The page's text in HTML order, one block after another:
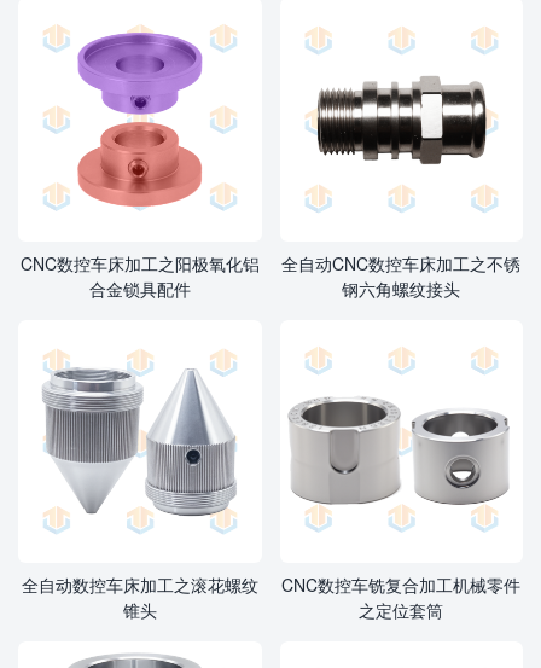
CNC数控车床加工之阳极氧化铝
合金锁具配件
全自动CNC数控车床加工之不锈
钢六角螺纹接头
全自动数控车床加工之滚花螺纹
锥头
CNC数控车铣复合加工机械零件
之定位套筒